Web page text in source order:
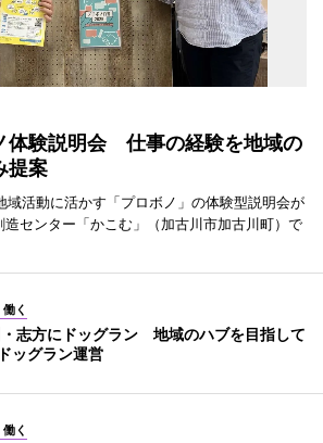
体験説明会 仕事の経験を地域の
提案
域活動に活かす「プロボノ」の体験型説明会が
センター「かこむ」（加古川市加古川町）で
く
志方にドッグラン 地域のハブを目指して
ッグラン運営
く